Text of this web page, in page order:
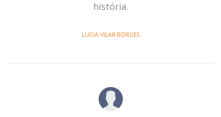
história.
LUCIA VILAR BORGES